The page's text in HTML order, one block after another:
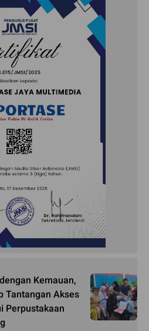
Kemauan,
Tantangan Akses
Perpustakaan